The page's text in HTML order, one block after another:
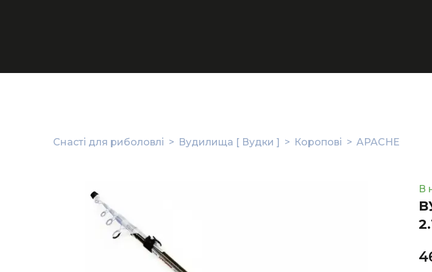
Снасті для риболовлі Вудилища [ Вудки ] Коропові APACHE
В